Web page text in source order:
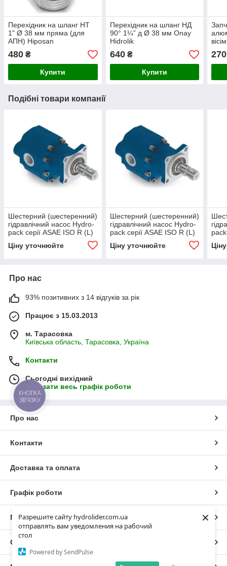
Разрешите сайту hydrolider.com.ua
отправлять вам уведомления на рабочий
стол
Powered by SendPulse
×
Перехідник на шланг НТ
1" Ø 38 мм пряма (для
АПН) Hiposan
480 ₴
Купити
Перехідник на шланг НД
90° 1¼” д Ø 38 мм Onay
Hidrolik
640₴
Купити
270
Подібні товари компанії
Шестерний (шестеренний)
гідравлічний насос Hydro-
pack серії ASAE ISO R (L)
Ціну уточнюйте
Шестерний (шестеренний)
гідравлічний насос Hydro-
pack серії ASAE ISO R (L)
Ціну уточнюйте
Про нас
93% позитивних з 14 відгуків за рік
Працює з 15.03.2013
м. Тарасовка
Київська область, Тарасовка, Україна
Контакти
Сьогодні вихідний
Показати весь графік роботи
Про нас
Контакти
Доставка та оплата
Графік роботи
Повна версія сайту
Сайт створено на маркетплейсі
КНОПКА
ЗВ'ЯЗКУ